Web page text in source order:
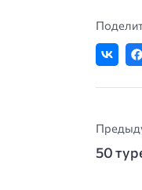
50